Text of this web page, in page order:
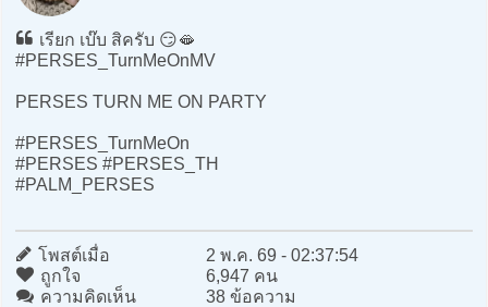
เรียก เบ๊บ สิครับ 😏🫦
#PERSES_TurnMeOnMV
PERSES TURN ME ON PARTY
#PERSES_TurnMeOn
#PERSES #PERSES_TH
#PALM_PERSES
โพสต์เมื่อ
2 พ.ค. 69 - 02:37:54
ถูกใจ
6,947 คน
ความคิดเห็น
38 ข้อความ